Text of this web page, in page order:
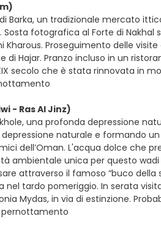
un tradizionale mercato
fotografica al Forte di Nakhal
Proseguimento delle
Hajar. Pranzo incluso in un
secolo che è stata rinnovata in
- Ras Al Jinz)
una profonda depressione
naturale e formando
dell’Oman. L'acqua dolce che
ambientale unica per questo
attraverso il famoso “buco
tardo pomeriggio. In serata
Mydas, in via di estinzione.
pernottamento